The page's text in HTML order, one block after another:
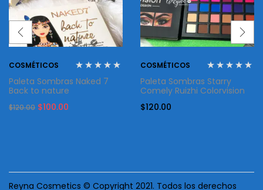
COSMÉTICOS
Paleta Sombras Naked 7
Back to nature
$120.00 Original
price
$100.00
COSMÉTICOS
Paleta Sombras Starry
Comely Ruizhi Colorvision
$120.00
Reyna Cosmetics © Copyright 2021. Todos los derechos